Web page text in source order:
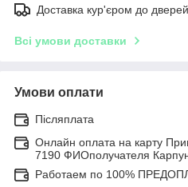
Доставка кур'єром до дверей
Всі умови доставки
Умови оплати
Післяплата
Онлайн оплата на карту
7190 ФИОполучателя
Работаем по 100%